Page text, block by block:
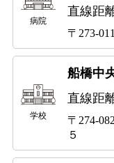
病院
直線距
〒273-
学校
船橋中
直線距
〒274-
５